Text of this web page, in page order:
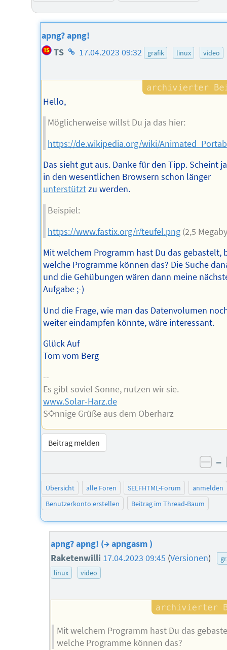
apng? apng!
TS Homepage
Autors
17.04.2023 09:32 grafik linux video
Hello,
Möglicherweise willst Du ja das hier:
https://de.wikipedia.org/wiki/
Das sieht gut aus. Danke für den Tipp. Scheint
in den wesentlichen Browsern schon länger
unterstütztzu werden.
Beispiel:
https://www.fastix.org/r/teufel.png (2,5
Mit welchem Programm hast Du das gebastelt,
welche Programme können das? Die Suche
und die Gehübungen wären dann meine
Aufgabe ;-)
Und die Frage, wie man das Datenvolumen
weiter eindampfen könnte, wäre interessant.
Glück Auf
Tom vom Berg
--
Es gibt soviel Sonne, nutzen wir sie.
www.Solar-Harz.de
S☼nnige Grüße aus dem Oberharz
Beitrag melden
–
Übersicht alle Foren SELFHTML-Forum
anmelden
Benutzerkonto erstellen
Beitrag im Thread-Baum
apng? apng! (→ apngasm )
Raketenwilli 17.04.2023 09:45 (Versionen)
linux
video
Mit welchem Programm hast Du das
welche Programme können das?